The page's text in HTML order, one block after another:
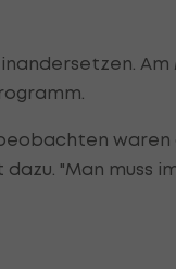
waren
"Man muss